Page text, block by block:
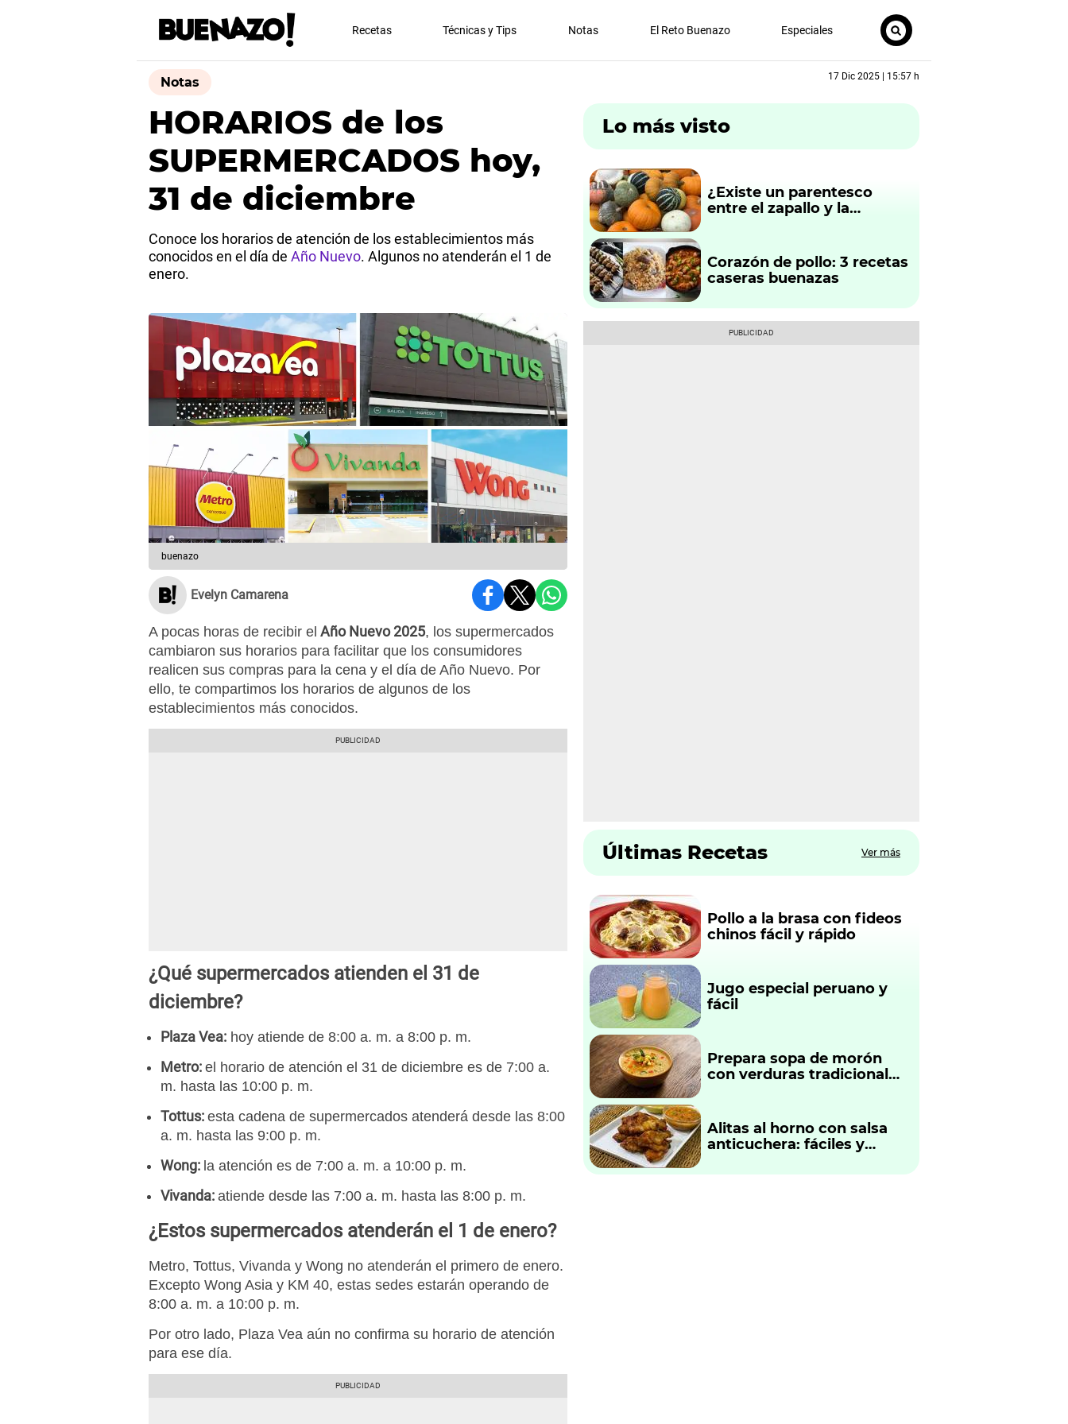
Recetas Técnicas y Tips Notas El Reto Buenazo Especiales
Notas 17 Dic 2025 | 15:57 h
HORARIOS de los
SUPERMERCADOS hoy,
31 de diciembre
Conoce los horarios de atención de los establecimientos más
conocidos en el día de Año Nuevo. Algunos no atenderán el 1 de
enero.
buenazo
Evelyn Camarena
A pocas horas de recibir el Año Nuevo 2025, los supermercados
cambiaron sus horarios para facilitar que los consumidores
realicen sus compras para la cena y el día de Año Nuevo. Por
ello, te compartimos los horarios de algunos de los
establecimientos más conocidos.
¿Qué supermercados atienden el 31 de
diciembre?
Plaza Vea: hoy atiende de 8:00 a. m. a 8:00 p. m.
Metro: el horario de atención el 31 de diciembre es de 7:00 a.
m. hasta las 10:00 p. m.
Tottus: esta cadena de supermercados atenderá desde las 8:00
a. m. hasta las 9:00 p. m.
Wong: la atención es de 7:00 a. m. a 10:00 p. m.
Vivanda: atiende desde las 7:00 a. m. hasta las 8:00 p. m.
¿Estos supermercados atenderán el 1 de enero?
Metro, Tottus, Vivanda y Wong no atenderán el primero de enero.
Excepto Wong Asia y KM 40, estas sedes estarán operando de
8:00 a. m. a 10:00 p. m.
Por otro lado, Plaza Vea aún no confirma su horario de atención
para ese día.
Lo más visto
¿Existe un parentesco
entre el zapallo y la
Corazón de pollo: 3 recetas
caseras buenazas
Últimas Recetas Ver más
Pollo a la brasa con fideos
chinos fácil y rápido
Jugo especial peruano y
fácil
Prepara sopa de morón
con verduras tradicional
Alitas al horno con salsa
anticuchera: fáciles y